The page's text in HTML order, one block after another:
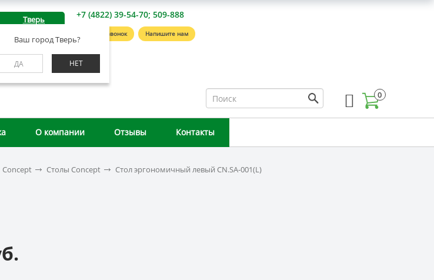
Тверь
Ваш город Тверь?
ДА НЕТ
пер., д. 46А
+7 (4822) 39-54-70; 509-888
Заказать звонок Напишите нам
0
О компании Отзывы Контакты
Concept Столы Concept Стол эргономичный левый CN.SA-001(L)